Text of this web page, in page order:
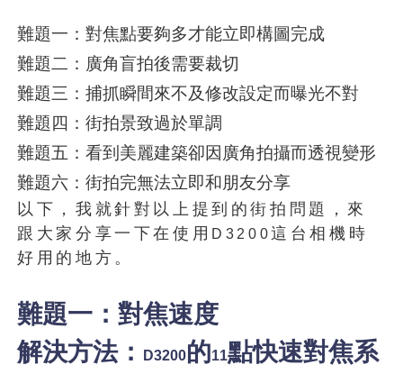
難題一：對焦點要夠多才能立即構圖完成
難題二：廣角盲拍後需要裁切
難題三：捕抓瞬間來不及修改設定而曝光不對
難題四：街拍景致過於單調
難題五：看到美麗建築卻因廣角拍攝而透視變形
難題六：街拍完無法立即和朋友分享
以下，我就針對以上提到的街拍問題，來
跟大家分享一下在使用 D3200這台相機時
好用的地方。
難題一：對焦速度
解決方法：
D3200的11點快速對焦系